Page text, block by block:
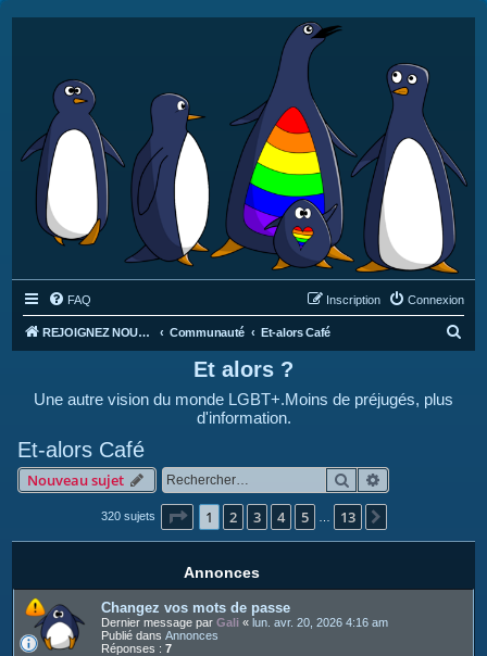
FAQ Connexion
Inscription
REJOIGNEZ NOUS SUR DISCORD : https://discord.gg/4C2Bvub Communauté Et-alors Café
e
Et alors ?
Une autre vision du monde LGBT+.Moins de préjugés, plus
d'information.
Et-alors Café
Nouveau sujet Rechercher
320 sujets Page 1sur13
1 2 3 4 5 13
Annonces
Changez vos mots de passe
Dernier message par Gali « lun. avr. 20, 2026 4:16 am
Publié dans Annonces
Réponses : 7